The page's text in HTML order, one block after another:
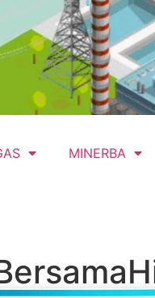
MINERBA